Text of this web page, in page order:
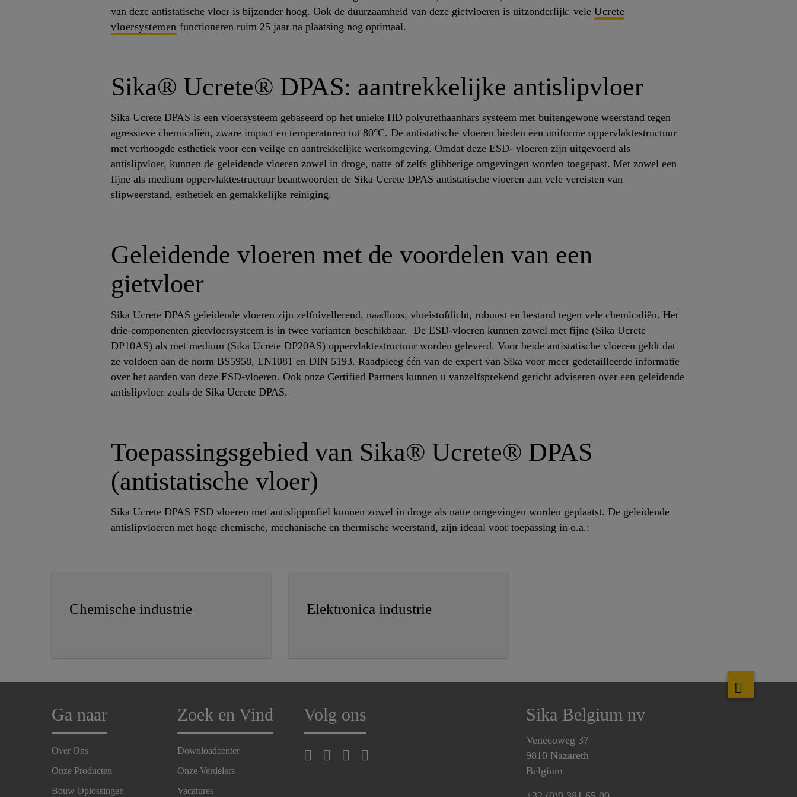
van deze antistatische vloer is bijzonder hoog. Ook de duurzaamheid van deze gietvloeren is uitzonderlijk: vele Ucrete
vloersystemen functioneren ruim 25 jaar na plaatsing nog optimaal.
Sika® Ucrete® DPAS: aantrekkelijke antislipvloer
Sika Ucrete DPAS is een vloersysteem gebaseerd op het unieke HD polyurethaanhars systeem met buitengewone weerstand tegen
agressieve chemicaliën, zware impact en temperaturen tot 80°C. De antistatische vloeren bieden een uniforme oppervlaktestructuur
met verhoogde esthetiek voor een veilge en aantrekkelijke werkomgeving. Omdat deze ESD- vloeren zijn uitgevoerd als
antislipvloer, kunnen de geleidende vloeren zowel in droge, natte of zelfs glibberige omgevingen worden toegepast. Met zowel een
fijne als medium oppervlaktestructuur beantwoorden de Sika Ucrete DPAS antistatische vloeren aan vele vereisten van
slipweerstand, esthetiek en gemakkelijke reiniging.
Geleidende vloeren met de voordelen van een
gietvloer
Sika Ucrete DPAS geleidende vloeren zijn zelfnivellerend, naadloos, vloeistofdicht, robuust en bestand tegen vele chemicaliën. Het
drie-componenten gietvloersysteem is in twee varianten beschikbaar. De ESD-vloeren kunnen zowel met fijne (Sika Ucrete
DP10AS) als met medium (Sika Ucrete DP20AS) oppervlaktestructuur worden geleverd. Voor beide antistatische vloeren geldt dat
ze voldoen aan de norm BS5958, EN1081 en DIN 5193. Raadpleeg één van de expert van Sika voor meer gedetailleerde informatie
over het aarden van deze ESD-vloeren. Ook onze Certified Partners kunnen u vanzelfsprekend gericht adviseren over een geleidende
antislipvloer zoals de Sika Ucrete DPAS.
Toepassingsgebied van Sika® Ucrete® DPAS
(antistatische vloer)
Sika Ucrete DPAS ESD vloeren met antislipprofiel kunnen zowel in droge als natte omgevingen worden geplaatst. De geleidende
antislipvloeren met hoge chemische, mechanische en thermische weerstand, zijn ideaal voor toepassing in o.a.:
Chemische industrie Elektronica industrie
Ga naar
Over Ons
Onze Producten
Bouw Oplossingen
Zoek en Vind
Downloadcenter
Onze Verdelers
Vacatures
Volg ons Sika Belgium nv
Venecoweg 37
9810 Nazareth
Belgium